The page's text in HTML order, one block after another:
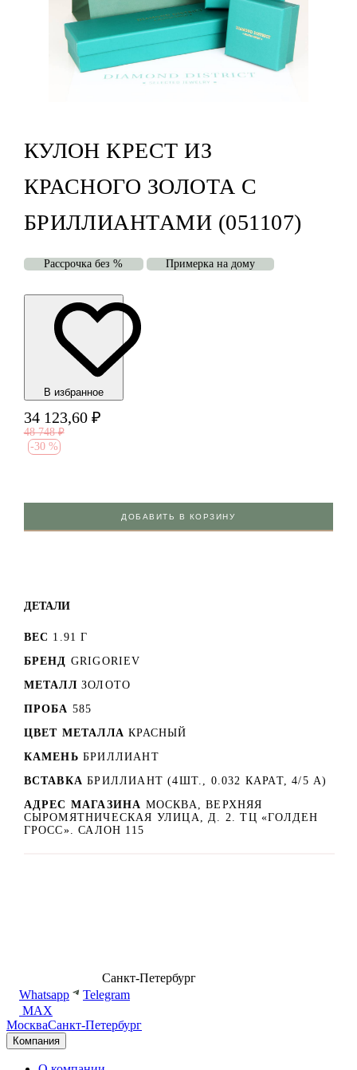
КУЛОН КРЕСТ ИЗ
КРАСНОГО ЗОЛОТА С
БРИЛЛИАНТАМИ (051107)
Рассрочка без % Примерка на дому
В избранноe
34 123,60 ₽
48 748 ₽
-30 %
ДОБАВИТЬ В КОРЗИНУ
ДЕТАЛИ
ВЕС 1.91 Г
БРЕНД GRIGORIEV
МЕТАЛЛ ЗОЛОТО
ПРОБА 585
ЦВЕТ МЕТАЛЛА КРАСНЫЙ
КАМЕНЬ БРИЛЛИАНТ
ВСТАВКА БРИЛЛИАНТ (4ШТ., 0.032 КАРАТ, 4/5 А)
АДРЕС МАГАЗИНА МОСКВА, ВЕРХНЯЯ
СЫРОМЯТНИЧЕСКАЯ УЛИЦА, Д. 2. ТЦ «ГОЛДЕН
ГРОСС». САЛОН 115
Санкт-Петербург
Whatsapp
Telegram
MAX
МоскваСанкт-Петербург
Компания